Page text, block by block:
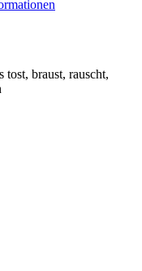
tost, braust, rauscht,